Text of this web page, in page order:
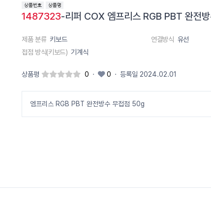
1487323-리퍼 COX 엠프리스 RGB PBT 완전
제품 분류 키보드 연결방식 유선
접점 방식(키보드) 기계식
상품평 0 · 0 · 등록일 2024.02.01
엠프리스 RGB PBT 완전방수 무접점 50g